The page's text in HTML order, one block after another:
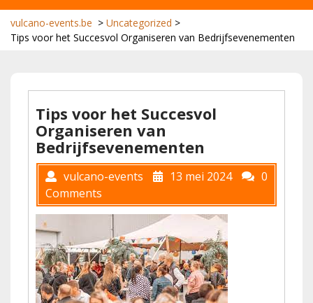
vulcano-events.be > Uncategorized >
Tips voor het Succesvol Organiseren van Bedrijfsevenementen
Tips voor het Succesvol
Organiseren van
Bedrijfsevenementen
vulcano-events 13 mei 2024
0
Comments